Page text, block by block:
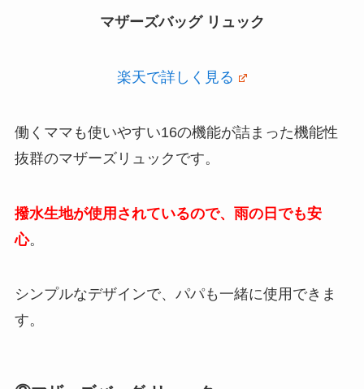
マザーズバッグ リュック
楽天で詳しく見る
働くママも使いやすい16の機能が詰まった機能性
抜群のマザーズリュックです。
撥水生地が使用されているので、雨の日でも安
心。
シンプルなデザインで、パパも一緒に使用できま
す。